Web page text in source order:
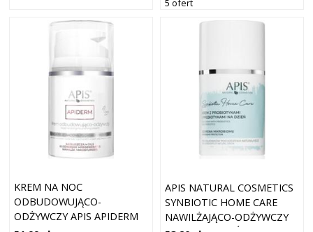
5 ofert
KREM NA NOC
ODBUDOWUJĄCO-
ODŻYWCZY APIS APIDERM
APIS NATURAL COSMETICS
SYNBIOTIC HOME CARE
NAWILŻAJĄCO-ODŻYWCZY